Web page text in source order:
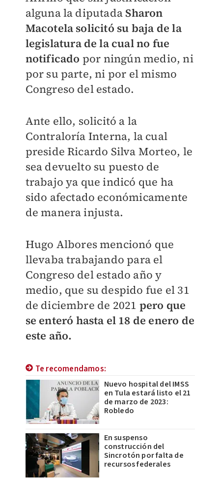
alguna la diputada Sharon
Macotela solicitó su baja de la
legislatura de la cual no fue
notificado por ningún medio, ni
por su parte, ni por el mismo
Congreso del estado.
Ante ello, solicitó a la
Contraloría Interna, la cual
preside Ricardo Silva Morteo, le
sea devuelto su puesto de
trabajo ya que indicó que ha
sido afectado económicamente
de manera injusta.
Hugo Albores mencionó que
llevaba trabajando para el
Congreso del estado año y
medio, que su despido fue el 31
de diciembre de 2021 pero que
se enteró hasta el 18 de enero de
este año.
Te recomendamos:
Nuevo hospital del IMSS
en Tula estará listo el 21
de marzo de 2023:
Robledo
En suspenso
construcción del
Sincrotón por falta de
recursos federales